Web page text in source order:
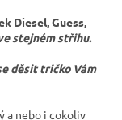
Diesel, Guess,
stejném střihu.
děsit tričko Vám
a nebo i cokoliv